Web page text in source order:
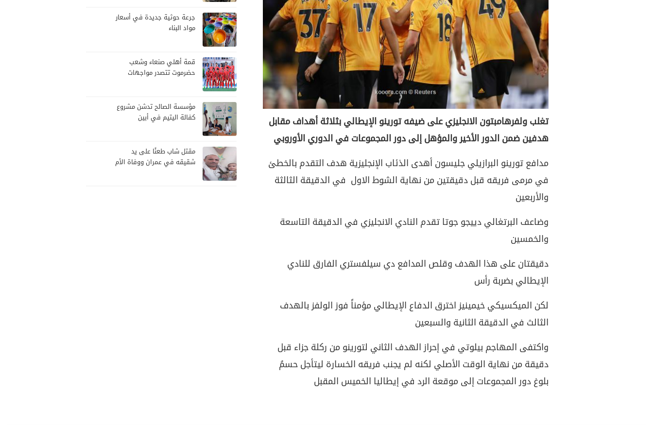
تغلب ولفرهامبتون الانجليزي على ضيفه تورينو الإيطالي بثلاثة أهداف مقابل
هدفين ضمن الدور الأخير والمؤهل إلى دور المجموعات في الدوري الأوروبي
مدافع تورينو البرازيلي جليسون أهدى الذئاب الإنجليزية هدف التقدم بالخطئ
في مرمى فريقه قبل دقيقتين من نهاية الشوط الاول في الدقيقة الثالثة
والأربعين
وضاعف البرتغالي دييجو جوتا تقدم النادي الانجليزي في الدقيقة التاسعة
والخمسين
دقيقتان على هذا الهدف وقلص المدافع دي سيلفستري الفارق للنادي
الإيطالي بضربة رأس
لكن الميكسيكي خيمينيز اخترق الدفاع الإيطالي مؤمناً فوز الولفز بالهدف
الثالث في الدقيقة الثانية والسبعين
واكتفى المهاجم بيلوتي في إحراز الهدف الثاني لتورينو من ركلة جزاء قبل
دقيقة من نهاية الوقت الأصلي لكنه لم يجنب فريقه الخسارة ليتأجل حسمُ
بلوغ دور المجموعات إلى موقعة الرد في إيطاليا الخميس المقبل
جرعة حوثية جديدة في أسعار
مواد البناء
قمة أهلي صنعاء وشعب
حضرموت تتصدر مواجهات
مؤسسة الصالح تدشن مشروع
كفالة اليتيم في أبين
مقتل شاب طعنًا على يد
شقيقه في عمران ووفاة الأم